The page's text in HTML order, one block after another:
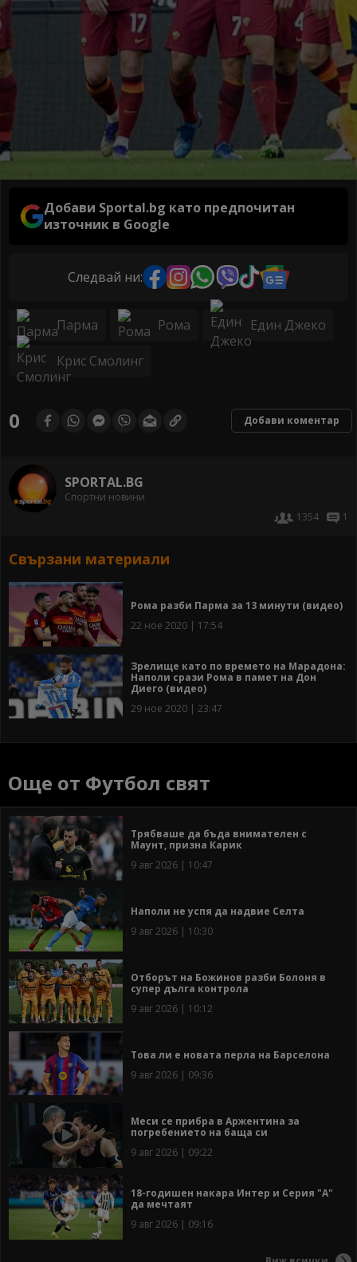
Добави Sportal.bg като предпочитан
източник в Google
Следвай ни:
Парма Рома Един Джеко
Крис Смолинг
0 Добави коментар
SPORTAL.BG
Спортни новини
1354
1
Свързани материали
Рома разби Парма за 13 минути (видео)
22 ное 2020 | 17:54
Зрелище като по времето на Марадона:
Наполи срази Рома в памет на Дон
Диего (видео)
29 ное 2020 | 23:47
Още от Футбол свят
Трябваше да бъда внимателен с
Маунт, призна Карик
9 авг 2026 | 10:47
Наполи не успя да надвие Селта
9 авг 2026 | 10:30
Отборът на Божинов разби Болоня в
супер дълга контрола
9 авг 2026 | 10:12
Това ли е новата перла на Барселона
9 авг 2026 | 09:36
Меси се прибра в Аржентина за
погребението на баща си
9 авг 2026 | 09:22
18-годишен накара Интер и Серия "А"
да мечтаят
9 авг 2026 | 09:16